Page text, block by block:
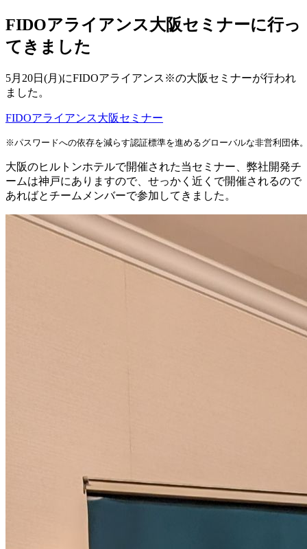
FIDOアライアンス大阪セミナーに行っ
てきました
5月20日(月)にFIDOアライアンス※の大阪セミナーが行われ
ました。
FIDOアライアンス大阪セミナー
大阪のヒルトンホテルで開催された当セミナー、弊社開発チ
ームは神戸にありますので、せっかく近くで開催されるので
あればとチームメンバーで参加してきました。